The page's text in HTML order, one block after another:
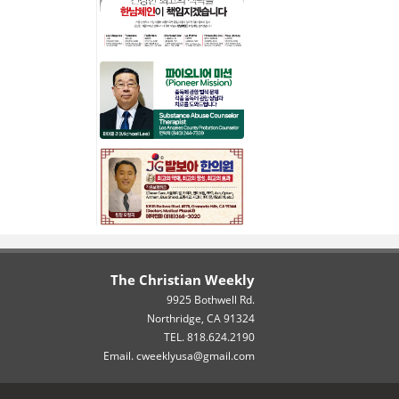
The Christian Weekly
9925 Bothwell Rd.
Northridge, CA 91324
TEL. 818.624.2190
Email. cweeklyusa@gmail.com